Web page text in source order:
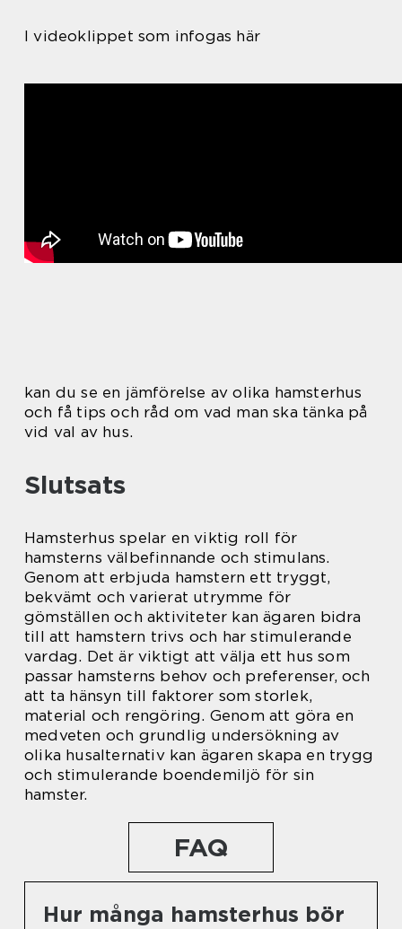
I videoklippet som infogas här
kan du se en jämförelse av olika hamsterhus
och få tips och råd om vad man ska tänka på
vid val av hus.
Slutsats
Hamsterhus spelar en viktig roll för
hamsterns välbefinnande och stimulans.
Genom att erbjuda hamstern ett tryggt,
bekvämt och varierat utrymme för
gömställen och aktiviteter kan ägaren bidra
till att hamstern trivs och har stimulerande
vardag. Det är viktigt att välja ett hus som
passar hamsterns behov och preferenser, och
att ta hänsyn till faktorer som storlek,
material och rengöring. Genom att göra en
medveten och grundlig undersökning av
olika husalternativ kan ägaren skapa en trygg
och stimulerande boendemiljö för sin
hamster.
FAQ
Hur många hamsterhus bör